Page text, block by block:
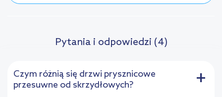
Pytania i odpowiedzi (4)
Czym różnią się drzwi prysznicowe
przesuwne od skrzydłowych?
+